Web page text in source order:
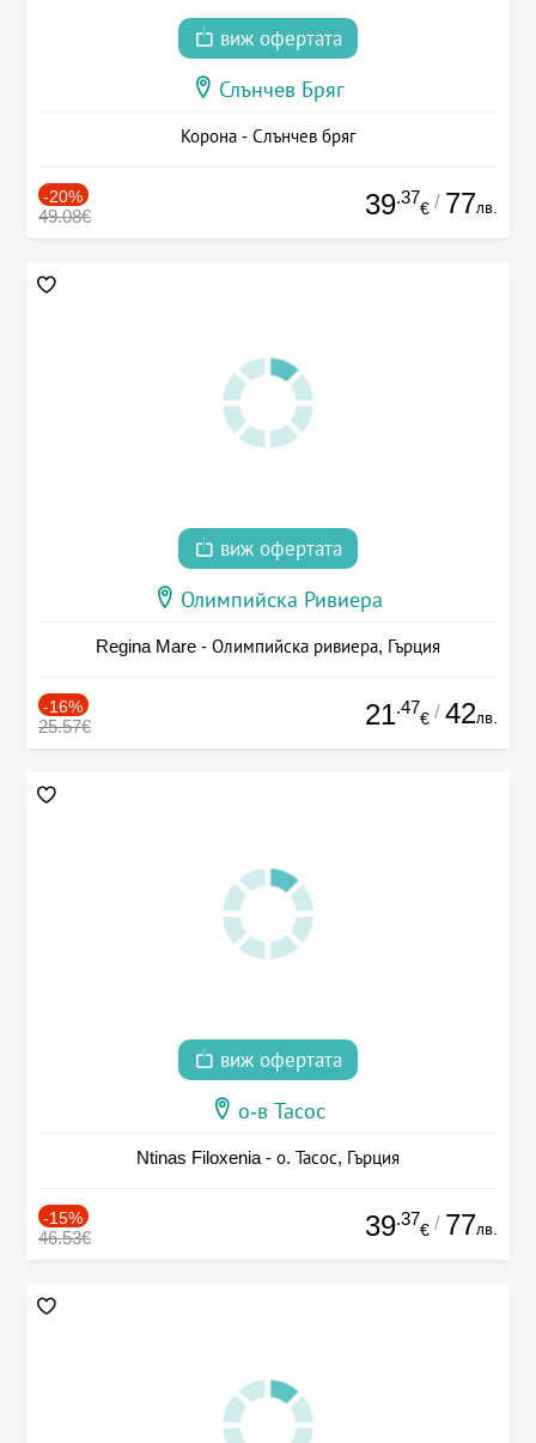
виж офертата
Слънчев Бряг
Корона - Слънчев бряг
-20%
49.08€ 39.37
€ / 77лв.
виж офертата
Олимпийска Ривиера
Regina Mare - Олимпийска ривиера, Гърция
-16%
25.57€ 21.47
€ / 42лв.
виж офертата
о-в Тасос
Ntinas Filoxenia - о. Тасос, Гърция
-15%
46.53€ 39.37
€ / 77лв.